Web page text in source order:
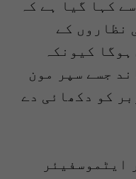
کہا گیا ہے کہ
نظاروں کے
کیونکہ
جسے سپر مون
ہے، 7 اکتوبر کو دکھائی دے
ایٹموسفیئر